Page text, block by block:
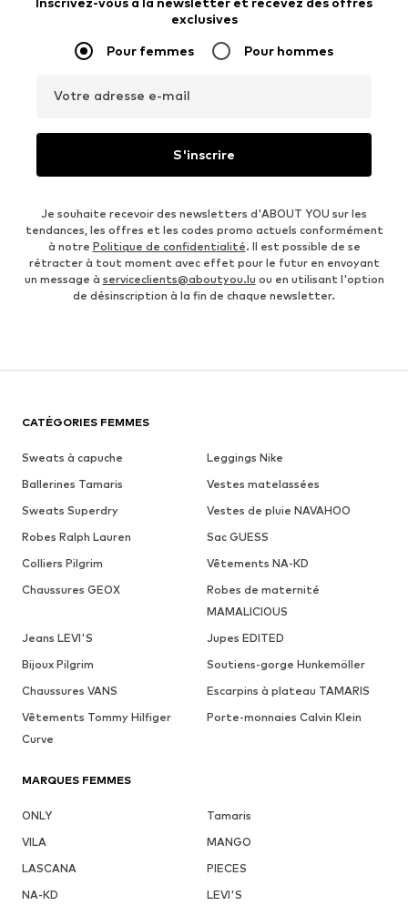
exclusives
Pour femmes Pour hommes
Votre adresse e-mail
S'inscrire
Je souhaite recevoir des newsletters d'ABOUT YOU sur les
tendances, les offres et les codes promo actuels conformément
à notre Politique de confidentialité. Il est possible de se
rétracter à tout moment avec effet pour le futur en envoyant
un message à serviceclients@aboutyou.lu ou en utilisant l'option
de désinscription à la fin de chaque newsletter.
CATÉGORIES FEMMES
Sweats à capuche
Leggings Nike
Ballerines Tamaris
Vestes matelassées
Sweats Superdry
Vestes de pluie NAVAHOO
Robes Ralph Lauren
Sac GUESS
Colliers Pilgrim
Vêtements NA-KD
Chaussures GEOX
Robes de maternité
MAMALICIOUS
Jeans LEVI'S
Jupes EDITED
Bijoux Pilgrim
Soutiens-gorge Hunkemöller
Chaussures VANS
Escarpins à plateau TAMARIS
Vêtements Tommy Hilfiger
Curve
Porte-monnaies Calvin Klein
MARQUES FEMMES
ONLY
Tamaris
VILA
MANGO
LASCANA
PIECES
NA-KD
LEVI'S